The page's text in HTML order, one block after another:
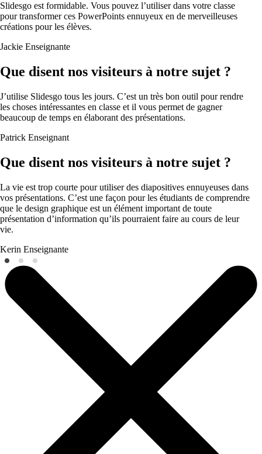
Slidesgo est formidable. Vous pouvez l’utiliser dans votre classe
pour transformer ces PowerPoints ennuyeux en de merveilleuses
créations pour les élèves.
Jackie Enseignante
Que disent nos visiteurs à notre sujet ?
J’utilise Slidesgo tous les jours. C’est un très bon outil pour rendre
les choses intéressantes en classe et il vous permet de gagner
beaucoup de temps en élaborant des présentations.
Patrick Enseignant
Que disent nos visiteurs à notre sujet ?
La vie est trop courte pour utiliser des diapositives ennuyeuses dans
vos présentations. C’est une façon pour les étudiants de comprendre
que le design graphique est un élément important de toute
présentation d’information qu’ils pourraient faire au cours de leur
vie.
Kerin Enseignante